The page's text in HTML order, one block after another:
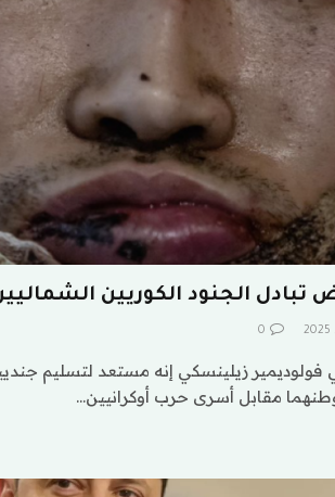
تبادل الجنود الكوريين
0
فولوديمير زيلينسكي إنه مستعد لتسليم
مقابل أسرى حرب أوكرانيين…